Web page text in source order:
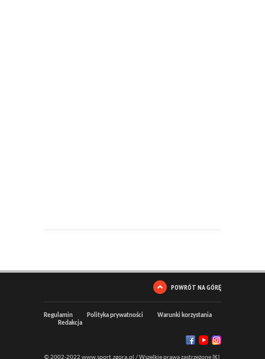
POWRÓT NA GÓRĘ
Regulamin Polityka prywatności
Warunki korzystania
Redakcja